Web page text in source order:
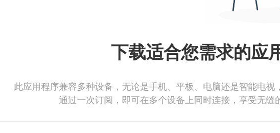
下载适合您需求的应
此应用程序兼容多种设备，无论是手机、平板、电脑还是智能电视
通过一次订阅，即可在多个设备上同时连接，享受无缝